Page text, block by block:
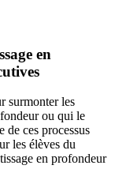
en
surmonter les
ou qui le
de ces processus
les élèves du
en profondeur